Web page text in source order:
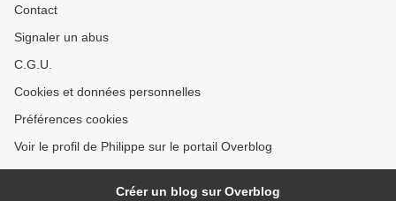
Contact
Signaler un abus
C.G.U.
Cookies et données personnelles
Préférences cookies
Voir le profil de Philippe sur le portail Overblog
Créer un blog sur Overblog